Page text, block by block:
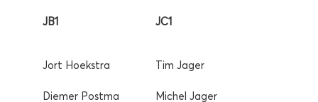
JB1 JC1
Jort Hoekstra Tim Jager
Diemer Postma Michel Jager